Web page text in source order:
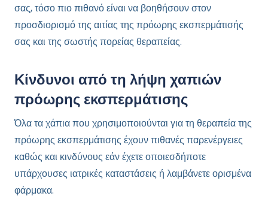
σας, τόσο πιο πιθανό είναι να βοηθήσουν στον
προσδιορισμό της αιτίας της πρόωρης εκσπερμάτισής
σας και της σωστής πορείας θεραπείας.
Κίνδυνοι από τη λήψη χαπιών
πρόωρης εκσπερμάτισης
Όλα τα χάπια που χρησιμοποιούνται για τη θεραπεία της
πρόωρης εκσπερμάτισης έχουν πιθανές παρενέργειες
καθώς και κινδύνους εάν έχετε οποιεσδήποτε
υπάρχουσες ιατρικές καταστάσεις ή λαμβάνετε ορισμένα
φάρμακα.